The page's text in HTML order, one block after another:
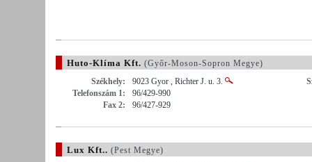
Huto-Klíma Kft. (Győr-Moson-Sopron Megye)
Székhely:
9023 Gyor , Richter J. u. 3.
Telefonszám 1:
96/429-990
Fax 2:
96/427-929
Lux Kft.. (Pest Megye)